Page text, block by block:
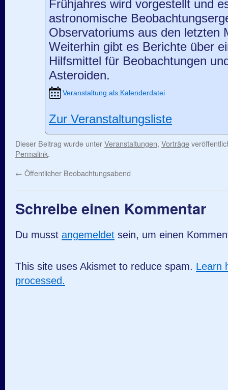
Frühjahres wird vorgestellt und
astronomische
Observatoriums aus den letzten
Weiterhin gibt es Berichte über
Hilfsmittel für Beobachtungen
Asteroiden.
Veranstaltung als Kalenderdatei
Zur Veranstaltungsliste
Dieser Beitrag wurde unterVeranstaltungen, Vorträge
Permalink.
← Öffentlicher Beobachtungsabend
Schreibe einen Kommentar
Du musst angemeldet sein, um einen
This site uses Akismet to reduce spam. Learn
processed.